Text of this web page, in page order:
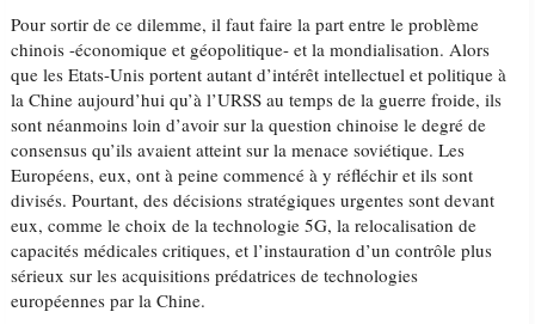
Pour sortir de ce dilemme, il faut faire la part entre le problème
chinois -économique et géopolitique- et la mondialisation. Alors
que les Etats-Unis portent autant d’intérêt intellectuel et politique à
la Chine aujourd’hui qu’à l’URSS au temps de la guerre froide, ils
sont néanmoins loin d’avoir sur la question chinoise le degré de
consensus qu’ils avaient atteint sur la menace soviétique. Les
Européens, eux, ont à peine commencé à y réfléchir et ils sont
divisés. Pourtant, des décisions stratégiques urgentes sont devant
eux, comme le choix de la technologie 5G, la relocalisation de
capacités médicales critiques, et l’instauration d’un contrôle plus
sérieux sur les acquisitions prédatrices de technologies
européennes par la Chine.